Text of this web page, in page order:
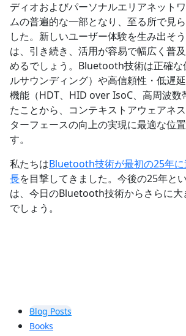
ディオおよびパーソナルエリアネット
ムの普遍的な一部となり、至る所で見
した。新しいユーザー体験を生み出そ
は、引き続き、活用が容易で幅広く普
めるでしょう。Bluetooth技術は正確な
ルサウンディング）や高信頼性・低遅
機能（HDT、HID over IsoC、高周波数
たことから、コンテキストアウェアネ
ターフェースの向上の実現に最適な位
す。
私たちはBluetooth技術が最初の25年
長を目撃してきました。今後の25年と
は、今日のBluetooth技術からさらに大
でしょう。
Blog Posts
Books